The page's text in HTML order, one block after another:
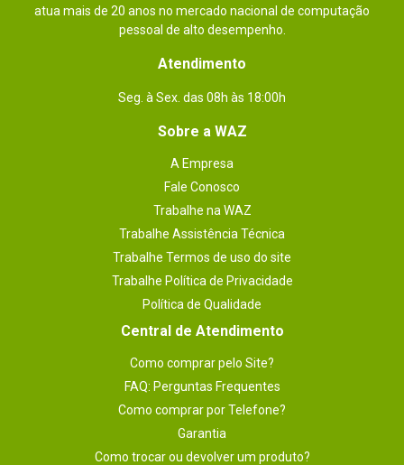
atua mais de 20 anos no mercado nacional de computação
pessoal de alto desempenho.
Atendimento
Seg. à Sex. das 08h às 18:00h
Sobre a WAZ
A Empresa
Fale Conosco
Trabalhe na WAZ
Trabalhe Assistência Técnica
Trabalhe Termos de uso do site
Trabalhe Política de Privacidade
Política de Qualidade
Central de Atendimento
Como comprar pelo Site?
FAQ: Perguntas Frequentes
Como comprar por Telefone?
Garantia
Como trocar ou devolver um produto?